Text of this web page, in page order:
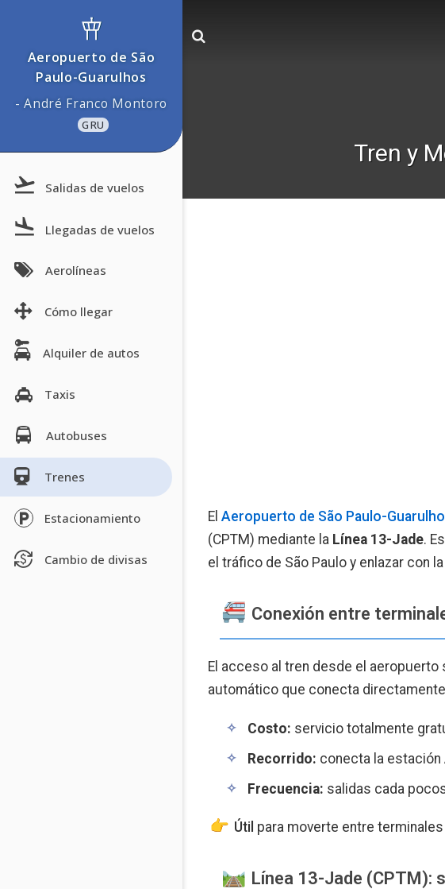
Aeropuerto de São
Paulo-Guarulhos
- André Franco Montoro
GRU
Salidas de vuelos
Llegadas de vuelos
Aerolíneas
Cómo llegar
Alquiler de autos
Taxis
Autobuses
Trenes
Estacionamiento
Cambio de divisas
Tren y
El Aeropuerto de São Paulo-
(CPTM) mediante la Línea 13-Jade.
el tráfico de São Paulo y enlazar con
Conexión entre
El acceso al tren desde el aeropuerto
automático que conecta
Costo: servicio totalmente
Recorrido: conecta la estación
Frecuencia: salidas cada
Útil para moverte entre
Línea 13-Jade (CPTM):